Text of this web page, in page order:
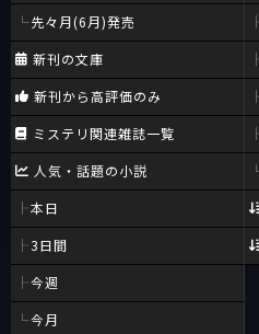
先々月(6月)発売
新刊の文庫
新刊から高評価のみ
ミステリ関連雑誌一覧
人気・話題の小説
本日
3日間
今週
今月